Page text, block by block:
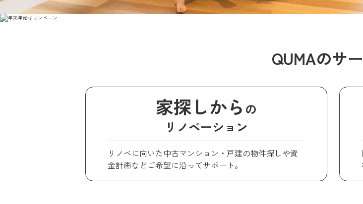
QUMAのサ
家探しから の
リノベーション
リノベに向いた中古マンション・戸建の物件探しや資
金計画などご希望に沿ってサポート。